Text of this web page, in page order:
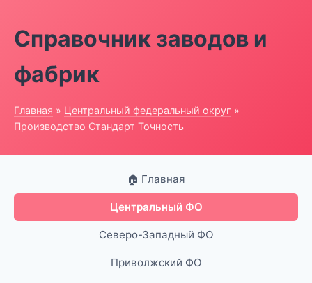
Справочник заводов и
фабрик
Главная » Центральный федеральный округ »
Производство Стандарт Точность
🏠 Главная
Центральный ФО
Северо-Западный ФО
Приволжский ФО